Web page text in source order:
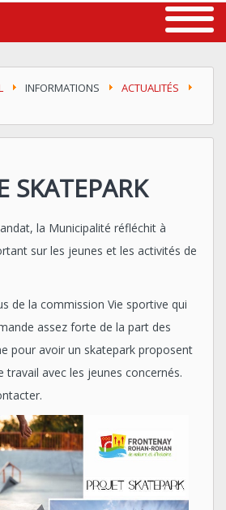
INFORMATIONS
ACTUALITÉS
SKATEPARK
la Municipalité réfléchit à
sur les jeunes et les activités de
de la commission Vie sportive qui
assez forte de la part des
pour avoir un skatepark proposent
travail avec les jeunes concernés.